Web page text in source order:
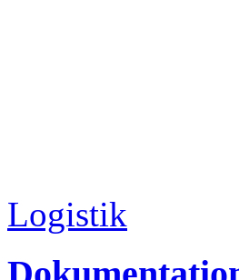
Logistik